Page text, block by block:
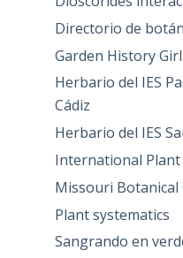
Directorio de
Garden History Girl
Herbario del IES
Cádiz
Herbario del IES
International Plant
Missouri Botanical
Plant systematics
Sangrando en